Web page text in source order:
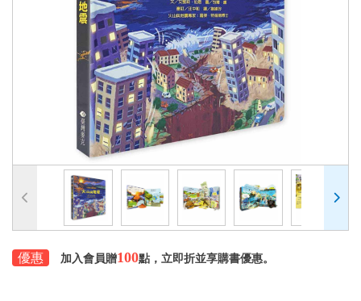
優惠 加入會員贈100點，立即折並享購書優惠。